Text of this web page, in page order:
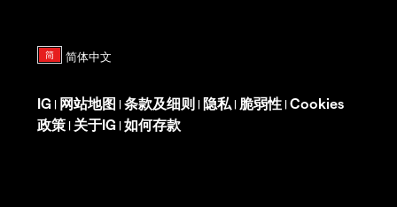
IG | 网站地图 | 条款及细则 | 隐私 | 脆弱性 | Cookies
政策 | 关于IG | 如何存款